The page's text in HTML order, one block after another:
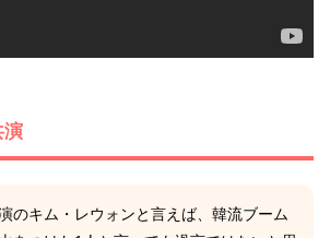
演
のキム・レウォンと言えば、韓流ブーム